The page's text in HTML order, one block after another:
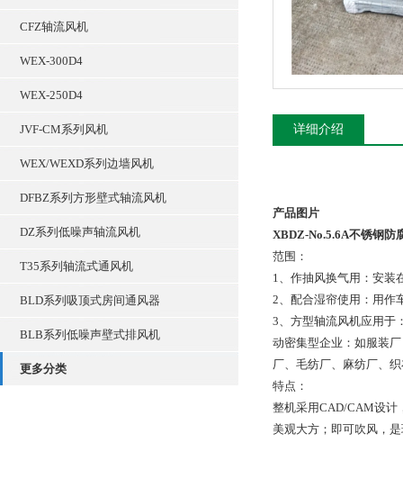
CFZ轴流风机
WEX-300D4
WEX-250D4
JVF-CM系列风机
WEX/WEXD系列边墙风机
DFBZ系列方形壁式轴流风机
DZ系列低噪声轴流风机
T35系列轴流式通风机
BLD系列吸顶式房间通风器
BLB系列低噪声壁式排风机
更多分类
详细介绍
产品图片
XBDZ-No.5.6A不锈钢防
范围：
1、作抽风换气用：安装
2、配合湿帘使用：用作
3、方型轴流风机应用于
动密集型企业：如服装
厂、毛纺厂、麻纺厂、
特点：
整机采用CAD/CAM设计
美观大方；即可吹风，